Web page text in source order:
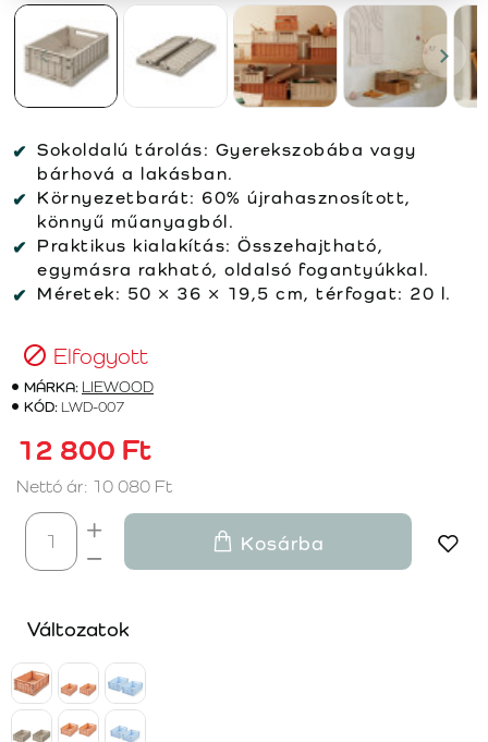
Sokoldalú tárolás: Gyerekszobába vagy
bárhová a lakásban.
Környezetbarát: 60% újrahasznosított,
könnyű műanyagból.
Praktikus kialakítás: Összehajtható,
egymásra rakható, oldalsó fogantyúkkal.
Méretek: 50 × 36 × 19,5 cm, térfogat: 20 l.
Elfogyott
MÁRKA: LIEWOOD
KÓD: LWD-007
12 800 Ft
Nettó ár: 10 080 Ft
Kosárba
Változatok